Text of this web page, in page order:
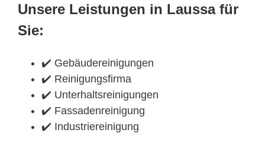
Unsere Leistungen in Laussa für
Sie:
✔️ Gebäudereinigungen
✔️ Reinigungsfirma
✔️ Unterhaltsreinigungen
✔️ Fassadenreinigung
✔️ Industriereinigung